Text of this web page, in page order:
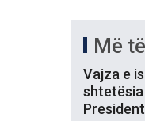
Më
Vajza e